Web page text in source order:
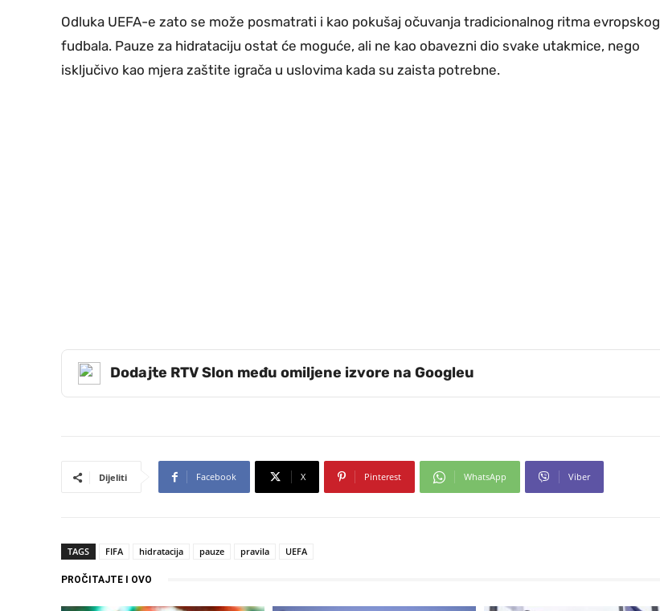
Odluka UEFA-e zato se može posmatrati i kao pokušaj očuvanja tradicionalnog ritma evropskog
fudbala. Pauze za hidrataciju ostat će moguće, ali ne kao obavezni dio svake utakmice, nego
isključivo kao mjera zaštite igrača u uslovima kada su zaista potrebne.
Dodajte RTV Slon među omiljene izvore na Googleu
Dijeliti Facebook X Pinterest WhatsApp Viber
TAGS FIFA hidratacija pauze pravila UEFA
PROČITAJTE I OVO